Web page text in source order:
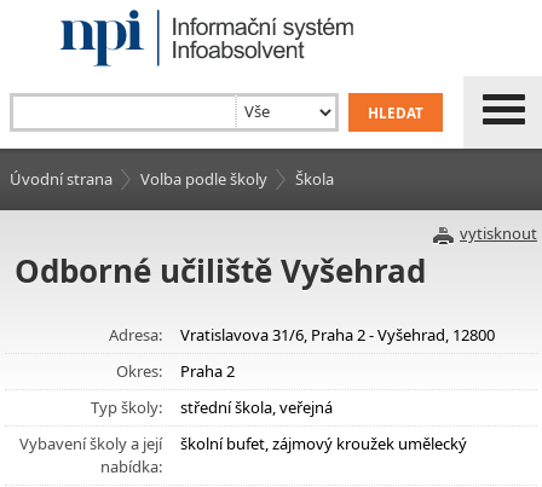
Úvodní strana Volba podle školy Škola
vytisknout
Odborné učiliště Vyšehrad
Adresa:
Vratislavova 31/6, Praha 2 - Vyšehrad, 12800
Okres:
Praha 2
Typ školy:
střední škola, veřejná
Vybavení školy a její
nabídka:
školní bufet, zájmový kroužek umělecký